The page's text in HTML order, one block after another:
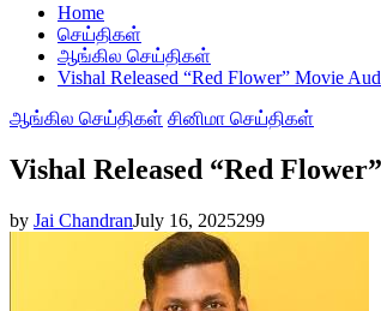
Home
செய்திகள்
ஆங்கில செய்திகள்
Vishal Released “Red Flower” Movie
ஆங்கில செய்திகள் சினிமா செய்திகள்
Vishal Released “Red
by Jai ChandranJuly 16, 2025299